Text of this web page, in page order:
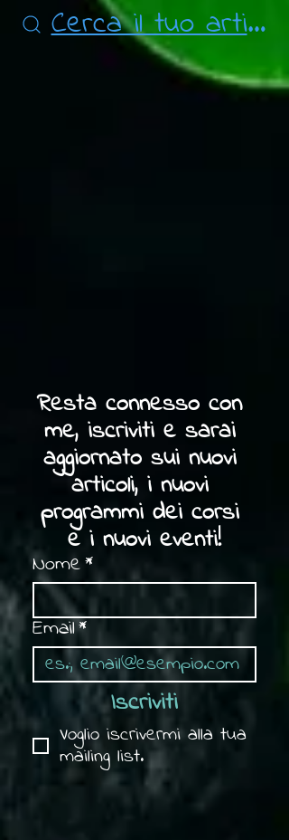
Cerca il tuo articolo
Resta connesso con
me, iscriviti e sarai
aggiornato sui nuovi
articoli, i nuovi
programmi dei corsi
e i nuovi eventi!
Nome*
Email*
Iscriviti
Voglio iscrivermi alla tua
mailing list.